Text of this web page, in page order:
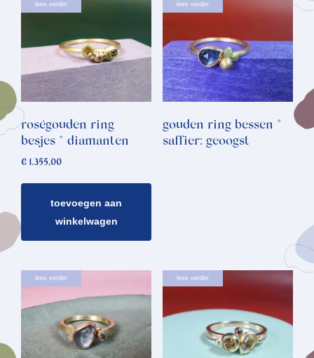
lees verder
roségouden ring
besjes * diamanten
€ 1.355,00
toevoegen aan
winkelwagen
lees verder
gouden ring bessen *
saffier: geoogst
lees verder lees verder